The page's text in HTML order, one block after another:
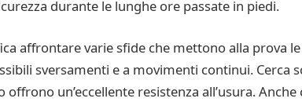
durante le lunghe ore passate in piedi.
affrontare varie sfide che mettono alla prova
sversamenti e a movimenti continui. Cerca
un’eccellente resistenza all’usura. Anche